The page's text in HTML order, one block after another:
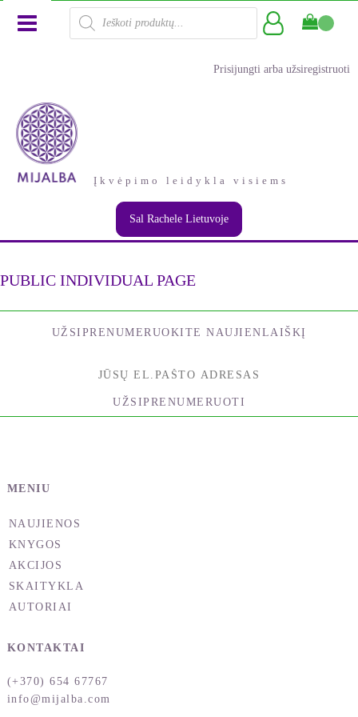
Products
search
Prisijungti arba užsiregistruoti
Įkvėpimo leidykla visiems
Sal Rachele Lietuvoje
PUBLIC INDIVIDUAL PAGE
UŽSIPRENUMERUOKITE NAUJIENLAIŠKĮ
UŽSIPRENUMERUOTI
MENIU
NAUJIENOS
KNYGOS
AKCIJOS
SKAITYKLA
AUTORIAI
KONTAKTAI
(+370) 654 67767
info@mijalba.com